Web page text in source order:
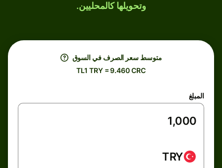
وتحويلها كالمحليين.
متوسط ​​سعر الصرف في السوق
TL1 TRY = 9.460 CRC
المبلغ
TRY